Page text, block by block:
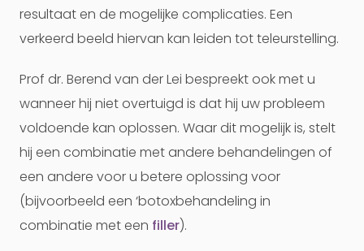
resultaat en de mogelijke complicaties. Een
verkeerd beeld hiervan kan leiden tot teleurstelling.
Prof dr. Berend van der Lei bespreekt ook met u
wanneer hij niet overtuigd is dat hij uw probleem
voldoende kan oplossen. Waar dit mogelijk is, stelt
hij een combinatie met andere behandelingen of
een andere voor u betere oplossing voor
(bijvoorbeeld een ‘botoxbehandeling in
combinatie met een filler).